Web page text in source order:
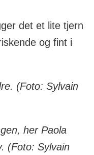
det et lite tjern
og fint i
(Foto: Sylvain
her Paola
(Foto: Sylvain